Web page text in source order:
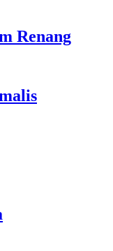
Renang